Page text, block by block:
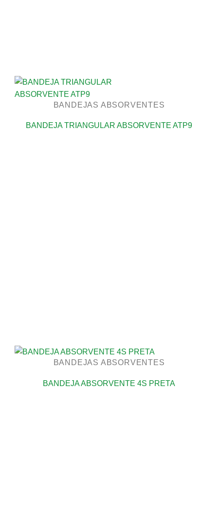
BANDEJAS ABSORVENTES
BANDEJA TRIANGULAR ABSORVENTE ATP9
BANDEJAS ABSORVENTES
BANDEJA ABSORVENTE 4S PRETA